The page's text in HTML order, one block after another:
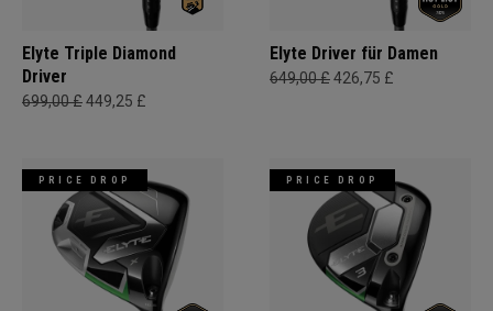
Elyte Triple Diamond
Driver
699,00 £449,25 £
Elyte Driver für Damen
649,00 £426,75 £
PRICE DROP PRICE DROP